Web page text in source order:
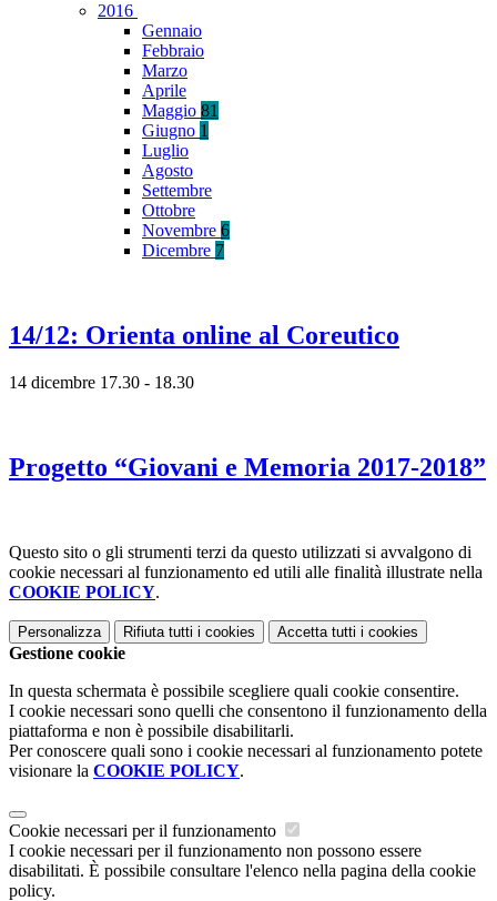
2016
Gennaio
Febbraio
Marzo
Aprile
Maggio 81
Giugno 1
Luglio
Agosto
Settembre
Ottobre
Novembre 6
Dicembre 7
14/12: Orienta online al Coreutico
14 dicembre 17.30 - 18.30
Progetto “Giovani e Memoria 2017-2018”
Questo sito o gli strumenti terzi da questo utilizzati si avvalgono di
cookie necessari al funzionamento ed utili alle finalità illustrate nella
COOKIE POLICY.
Personalizza Rifiuta tutti i cookies Accetta tutti i cookies
Gestione cookie
In questa schermata è possibile scegliere quali cookie consentire.
I cookie necessari sono quelli che consentono il funzionamento della
piattaforma e non è possibile disabilitarli.
Per conoscere quali sono i cookie necessari al funzionamento potete
visionare la COOKIE POLICY.
Cookie necessari per il funzionamento
I cookie necessari per il funzionamento non possono essere
disabilitati. È possibile consultare l'elenco nella pagina della cookie
policy.